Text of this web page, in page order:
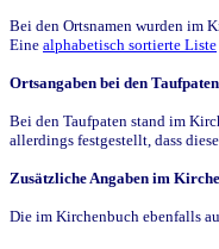
Bei den Ortsnamen wurden im
Eine alphabetisch sortierte Liste
Ortsangaben bei den Taufpaten
Bei den Taufpaten stand im
allerdings festgestellt, dass
Zusätzliche Angaben im
Die im Kirchenbuch ebenfalls